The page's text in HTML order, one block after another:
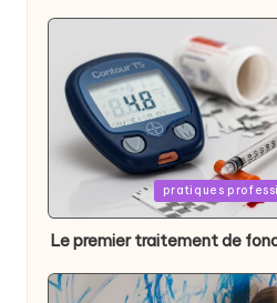
pratiques
Le premier traitement de